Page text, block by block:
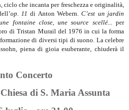
ciclo che incanta per freschezza e originalità,
op. 11 di Anton Webern.C’est un jardin
fontaine close, une source scellé...
per
di Tristan Murail del 1976 in cui la forma
di diversi tipi di suono. La celebre
piena di gioia esuberante, chiuderà il
Concerto
di S. Maria Assunta